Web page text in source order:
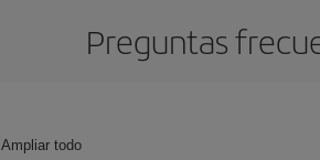
Preguntas
Ampliar todo